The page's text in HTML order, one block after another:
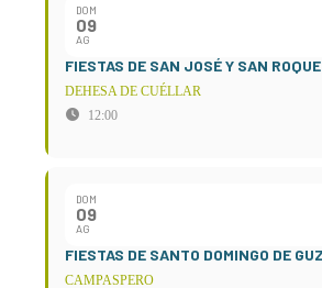
DOM
09
AG
FIESTAS DE SAN JOSÉ Y SAN ROQUE
DEHESA DE CUÉLLAR
12:00
DOM
09
AG
FIESTAS DE SANTO DOMINGO DE
CAMPASPERO